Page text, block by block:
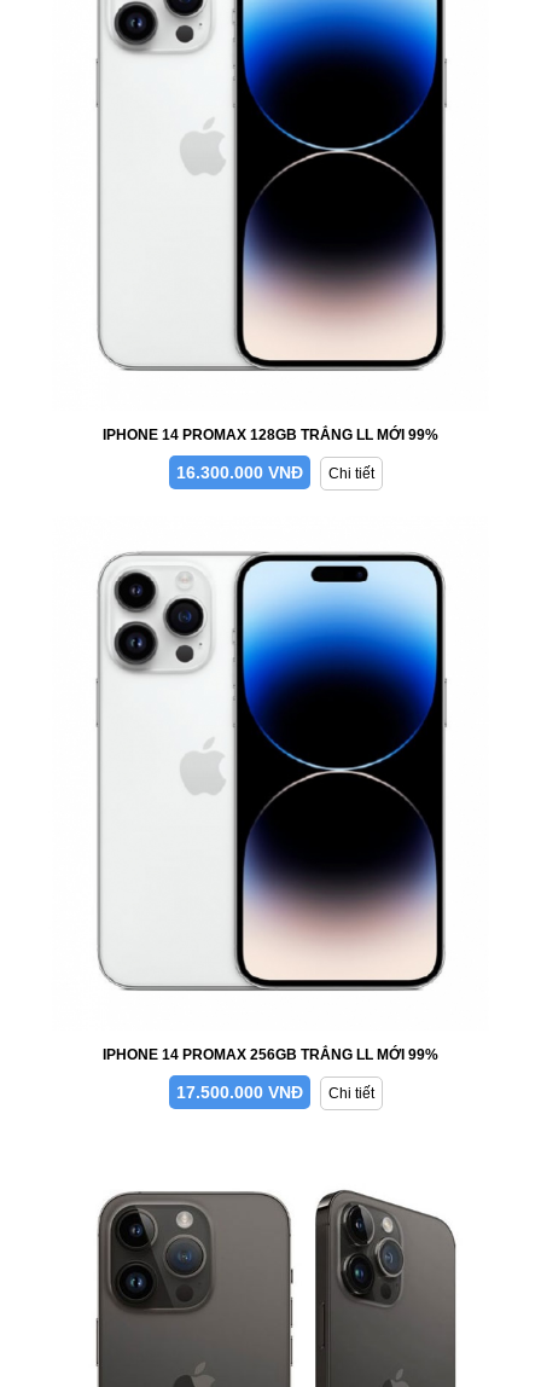
IPHONE 14 PROMAX 128GB TRẮNG LL MỚI 99%
16.300.000 VNĐ Chi tiết
IPHONE 14 PROMAX 256GB TRẮNG LL MỚI 99%
17.500.000 VNĐ Chi tiết